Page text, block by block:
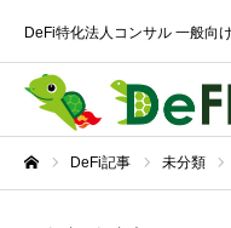
DeFi特化法人コンサル 一般向
DeFi記事 未分類